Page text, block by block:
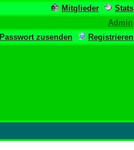
Mitglieder
Stats
Admin
Passwort zusenden Registrieren